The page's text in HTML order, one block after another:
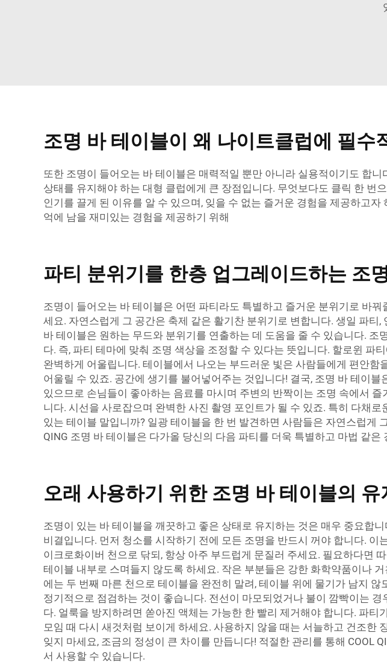
조명 바 테이블이 왜 나이트클럽에 필수
또한 조명이 들어오는 바 테이블은 매력적일 뿐만 아니라 실용적이기도 합
상태를 유지해야 하는 대형 클럽에게 큰 장점입니다. 무엇보다도 클릭 한 번
인기를 끌게 된 이유를 알 수 있으며, 잊을 수 없는 즐거운 경험을 제공하고
억에 남을 재미있는 경험을 제공하기 위해
파티 분위기를 한층 업그레이드하는 조
조명이 들어오는 바 테이블은 어떤 파티라도 특별하고 즐거운 분위기로 바
세요. 자연스럽게 그 공간은 축제 같은 활기찬 분위기로 변합니다. 생일 파티
바 테이블은 원하는 무드와 분위기를 연출하는 데 도움을 줄 수 있습니다.
다. 즉, 파티 테마에 맞춰 조명 색상을 조정할 수 있다는 뜻입니다. 할로윈 파
완벽하게 어울립니다. 테이블에서 나오는 부드러운 빛은 사람들에게 편안
어울릴 수 있죠. 공간에 생기를 불어넣어주는 것입니다! 결국, 조명 바 테이
있으므로 손님들이 좋아하는 음료를 마시며 주변의 반짝이는 조명 속에서
니다. 시선을 사로잡으며 완벽한 사진 촬영 포인트가 될 수 있죠. 특히 다채
있는 테이블 말입니까? 일광 테이블을 한 번 발견하면 사람들은 자연스럽게
QING 조명 바 테이블은 다가올 당신의 다음 파티를 더욱 특별하고 마법 같은
오래 사용하기 위한 조명 바 테이블의 유
조명이 있는 바 테이블을 깨끗하고 좋은 상태로 유지하는 것은 매우 중요합
비결입니다. 먼저 청소를 시작하기 전에 모든 조명을 반드시 꺼야 합니다.
이크로화이버 천으로 닦되, 항상 아주 부드럽게 문질러 주세요. 필요하다면
테이블 내부로 스며들지 않도록 하세요. 작은 부분들은 강한 화학약품이나
에는 두 번째 마른 천으로 테이블을 완전히 말려, 테이블 위에 물기가 남지
정기적으로 점검하는 것이 좋습니다. 전선이 마모되었거나 불이 깜빡이는
다. 얼룩을 방지하려면 쏟아진 액체는 가능한 한 빨리 제거해야 합니다. 파
모임 때 다시 새것처럼 보이게 하세요. 사용하지 않을 때는 서늘하고 건조
잊지 마세요, 조금의 정성이 큰 차이를 만듭니다! 적절한 관리를 통해 COOL
서 사용할 수 있습니다.